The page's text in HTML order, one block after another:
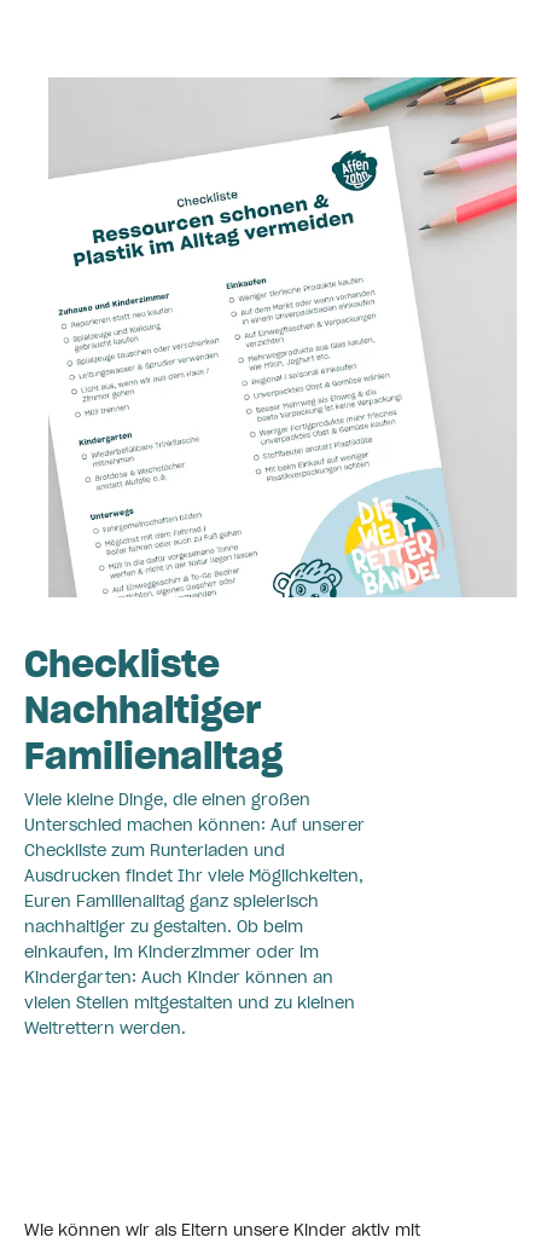
Checkliste
Nachhaltiger
Familienalltag
Viele kleine Dinge, die einen großen
Unterschied machen können: Auf unserer
Checkliste zum Runterladen und
Ausdrucken findet Ihr viele Möglichkeiten,
Euren Familienalltag ganz spielerisch
nachhaltiger zu gestalten. Ob beim
einkaufen, im Kinderzimmer oder im
Kindergarten: Auch Kinder können an
vielen Stellen mitgestalten und zu kleinen
Weltrettern werden.
Wie können wir als Eltern unsere Kinder aktiv mit